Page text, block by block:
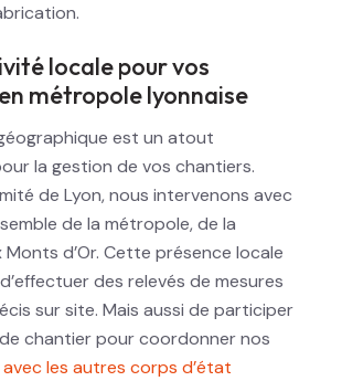
locale pour vos
métropole lyonnaise
est un atout
la gestion de vos chantiers.
de Lyon, nous intervenons avec
de la métropole, de la
Monts d’Or. Cette présence locale
des relevés de mesures
sur site. Mais aussi de participer
chantier pour coordonner nos
avec les autres corps d’état